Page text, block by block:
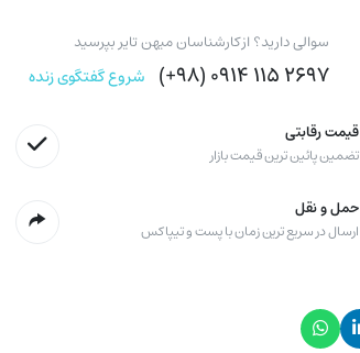
سوالی دارید؟ از کارشناسان میهن تایر بپرسید
۲۶۹۷ ۱۱۵ ۰۹۱۴ (۹۸+) شروع گفتگوی زنده
قیمت رقابتی
تضمین پائین ترین قیمت بازار
حمل و نقل
ارسال در سریع ترین زمان با پست و تیپاکس